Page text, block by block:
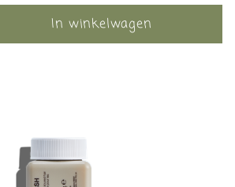
In winkelwagen